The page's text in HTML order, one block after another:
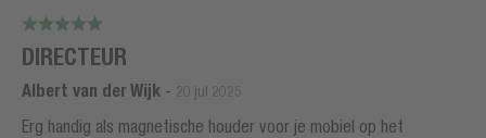
DIRECTEUR
Albert van der Wijk - 20 jul 2025
Erg handig als magnetische houder voor je mobiel op het